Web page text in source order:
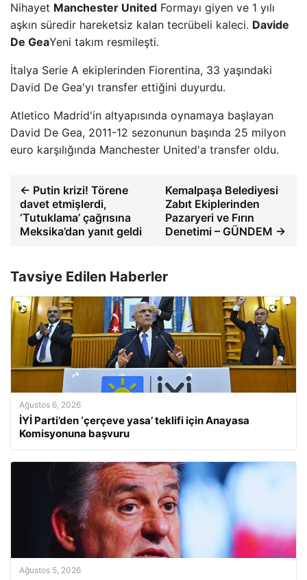
Nihayet Manchester United Formayı giyen ve 1 yılı
aşkın süredir hareketsiz kalan tecrübeli kaleci. Davide
De GeaYeni takım resmileşti.
İtalya Serie A ekiplerinden Fiorentina, 33 yaşındaki
David De Gea'yı transfer ettiğini duyurdu.
Atletico Madrid'in altyapısında oynamaya başlayan
David De Gea, 2011-12 sezonunun başında 25 milyon
euro karşılığında Manchester United'a transfer oldu.
← Putin krizi! Törene
davet etmişlerdi,
‘Tutuklama’ çağrısına
Meksika’dan yanıt geldi
Kemalpaşa Belediyesi
Zabıt Ekiplerinden
Pazaryeri ve Fırın
Denetimi – GÜNDEM →
Tavsiye Edilen Haberler
Ağustos 6, 2026
İYİ Parti’den ‘çerçeve yasa’ teklifi için Anayasa
Komisyonuna başvuru
Ağustos 5, 2026